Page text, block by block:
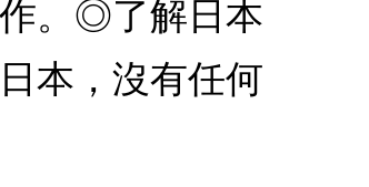
。◎了解日本
本，沒有任何